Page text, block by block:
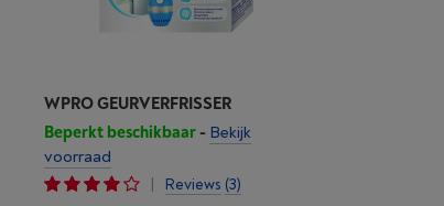
WPRO GEURVERFRISSER
Beperkt beschikbaar- Bekijk
voorraad
|
Reviews (3)